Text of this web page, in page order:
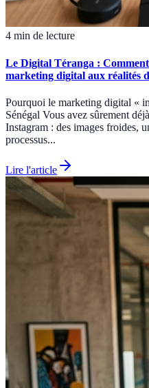
4 min de lecture
Le Digital Téranga :
marketing digital aux réalités
Pourquoi le marketing digital «
Sénégal Vous avez sûrement
Instagram : des images froides,
processus...
Lire l'article